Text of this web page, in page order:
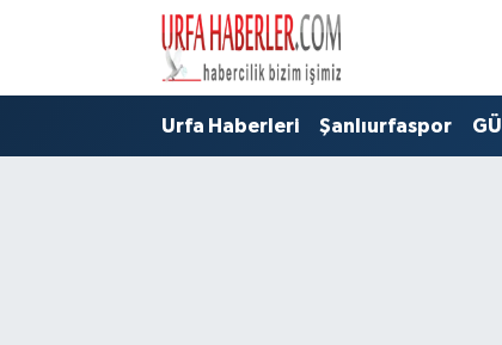
Urfa Haberleri Şanlıurfaspor
Şanlıurfa Nöbetçi Eczaneler